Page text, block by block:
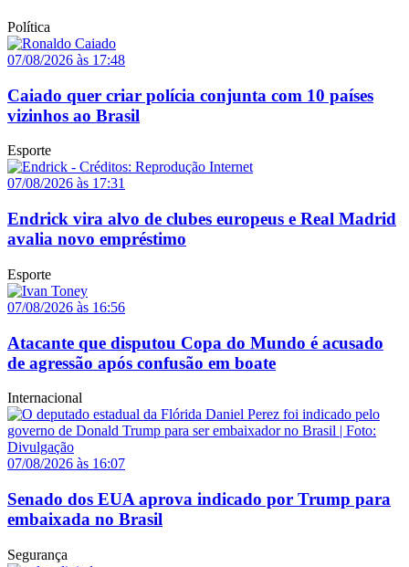
Política
07/08/2026 às 17:48
Caiado quer criar polícia conjunta com 10 países
vizinhos ao Brasil
Esporte
07/08/2026 às 17:31
Endrick vira alvo de clubes europeus e Real Madrid
avalia novo empréstimo
Esporte
07/08/2026 às 16:56
Atacante que disputou Copa do Mundo é acusado
de agressão após confusão em boate
Internacional
07/08/2026 às 16:07
Senado dos EUA aprova indicado por Trump para
embaixada no Brasil
Segurança